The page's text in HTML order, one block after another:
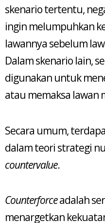
skenario tertentu,
ingin melumpuhkan
lawannya sebelum
Dalam skenario lain,
digunakan untuk
atau memaksa lawan
Secara umum,
dalam teori strategi
countervalue.
Counterforceadalah
menargetkan